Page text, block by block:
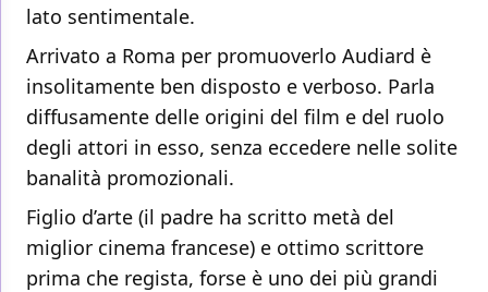
lato sentimentale.
Arrivato a Roma per promuoverlo Audiard è
insolitamente ben disposto e verboso. Parla
diffusamente delle origini del film e del ruolo
degli attori in esso, senza eccedere nelle solite
banalità promozionali.
Figlio d’arte (il padre ha scritto metà del
miglior cinema francese) e ottimo scrittore
prima che regista, forse è uno dei più grandi